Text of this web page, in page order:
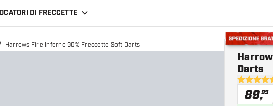
DI FRECCETTE
Harrows Fire Inferno 90% Freccette Soft Darts
Spedizione
4.5 stelle
Darts
89,95